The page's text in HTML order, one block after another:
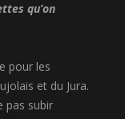
qu’on
pour les
et du Jura.
pas subir